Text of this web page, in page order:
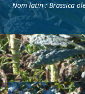
Nom latin : Brassica
Accueil > Produits >
Frisé Noir de Toscane